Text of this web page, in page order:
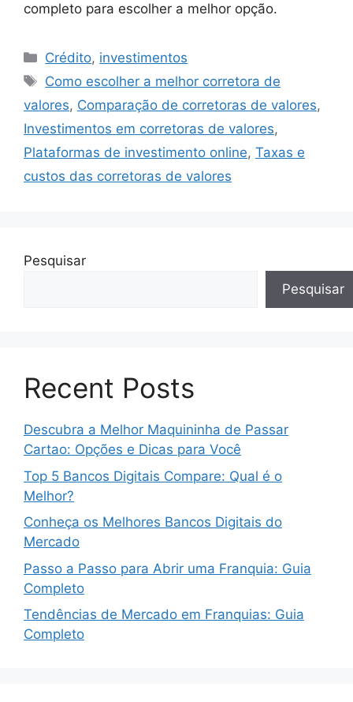
completo para escolher a melhor opção.
Categorias
Crédito, investimentos
Tags
Como escolher a melhor corretora de
valores, Comparação de corretoras de valores,
Investimentos em corretoras de valores,
Plataformas de investimento online, Taxas e
custos das corretoras de valores
Pesquisar
Pesquisar
Recent Posts
Descubra a Melhor Maquininha de Passar
Cartao: Opções e Dicas para Você
Top 5 Bancos Digitais Compare: Qual é o
Melhor?
Conheça os Melhores Bancos Digitais do
Mercado
Passo a Passo para Abrir uma Franquia: Guia
Completo
Tendências de Mercado em Franquias: Guia
Completo